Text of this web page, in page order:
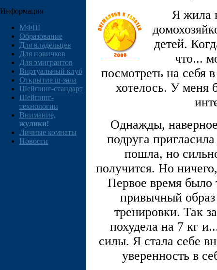
Информация
МФШ
Образование
Для владельцев
Для новичков
Для эмигрантов
Виртуальный клуб
Открытие ш-зала
Шейпинг-стандарт
Шейпинг-
технологии
Внимание,
жулики!
Личные комнаты
Новости
Я жила
детей.
что...
посмотреть на себя
хотелось. У меня
Однажды,
подруга
пошла, но
получится. Но
Первое время было
привычный
тренировки. Так
похудела на 7 кг
силы. Я стала себе
уверенность в